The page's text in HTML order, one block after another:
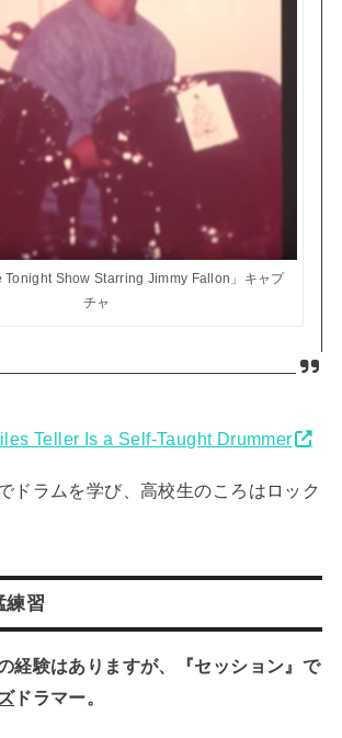
Tonight Show Starring Jimmy Fallon」キャプ
チャ
Teller Is a Self-Taught Drummer
ドラムを学び、高校生のころはロック
練習
経験はありますが、『セッション』で
ドラマー。